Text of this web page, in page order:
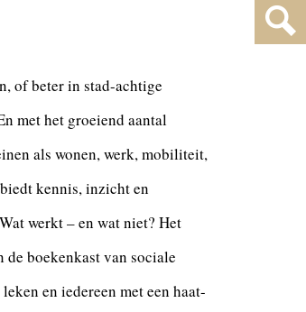
of beter in stad-achtige
met het groeiend aantal
als wonen, werk, mobiliteit,
kennis, inzicht en
werkt – en wat niet? Het
boekenkast van sociale
en iedereen met een haat-